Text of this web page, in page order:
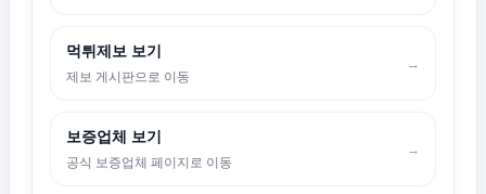
먹튀제보 보기
제보 게시판으로 이동
→
보증업체 보기
공식 보증업체 페이지로 이동
→